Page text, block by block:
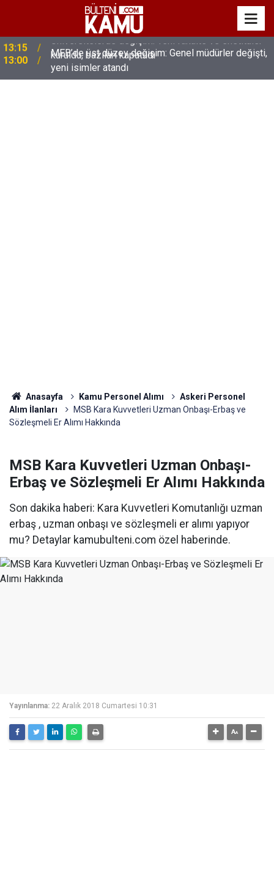
13:00
MEB’de üst düzey değişim: Genel müdürler değişti,
yeni isimler atandı
Anasayfa Kamu Personel Alımı
Askeri Personel
Alım İlanları
MSB Kara Kuvvetleri Uzman Onbaşı-Erbaş ve
Sözleşmeli Er Alımı Hakkında
MSB Kara Kuvvetleri Uzman Onbaşı-
Erbaş ve Sözleşmeli Er Alımı Hakkında
Son dakika haberi: Kara Kuvvetleri Komutanlığı uzman
erbaş , uzman onbaşı ve sözleşmeli er alımı yapıyor
mu? Detaylar kamubulteni.com özel haberinde.
Yayınlanma: 22 Aralık 2018 Cumartesi 10:31